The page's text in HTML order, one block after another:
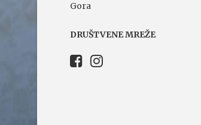
Gora
DRUŠTVENE MREŽE